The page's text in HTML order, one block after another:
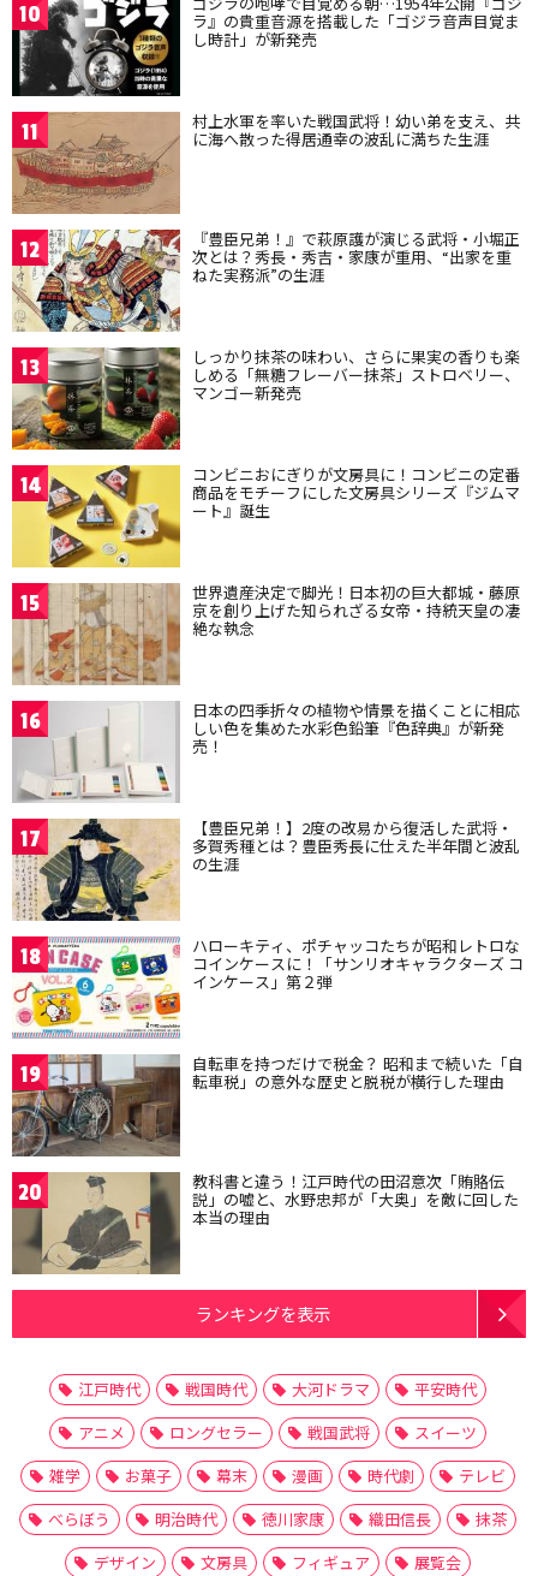
10 ラ』の貴重音源を搭載した「ゴジラ音声目覚ま
し時計」が新発売
11 村上水軍を率いた戦国武将！幼い弟を支え、共
に海へ散った得居通幸の波乱に満ちた生涯
12 『豊臣兄弟！』で萩原護が演じる武将・小堀正
次とは？秀長・秀吉・家康が重用、“出家を重
ねた実務派”の生涯
13 しっかり抹茶の味わい、さらに果実の香りも楽
しめる「無糖フレーバー抹茶」ストロベリー、
マンゴー新発売
14 コンビニおにぎりが文房具に！コンビニの定番
商品をモチーフにした文房具シリーズ『ジムマ
ート』誕生
15 世界遺産決定で脚光！日本初の巨大都城・藤原
京を創り上げた知られざる女帝・持統天皇の凄
絶な執念
16 日本の四季折々の植物や情景を描くことに相応
しい色を集めた水彩色鉛筆『色辞典』が新発
売！
17 【豊臣兄弟！】2度の改易から復活した武将・
多賀秀種とは？豊臣秀長に仕えた半年間と波乱
の生涯
18 ハローキティ、ポチャッコたちが昭和レトロな
コインケースに！「サンリオキャラクターズ コ
インケース」第２弾
19 自転車を持つだけで税金？ 昭和まで続いた「自
転車税」の意外な歴史と脱税が横行した理由
20 教科書と違う！江戸時代の田沼意次「賄賂伝
説」の嘘と、水野忠邦が「大奥」を敵に回した
本当の理由
ランキングを表示
江戸時代 戦国時代 大河ドラマ
平安時代
アニメ
ロングセラー 戦国武将
スイーツ
雑学
お菓子 幕末 漫画 時代劇
テレビ
べらぼう
明治時代 徳川家康 織田信長
抹茶
デザイン
文房具 フィギュア
展覧会